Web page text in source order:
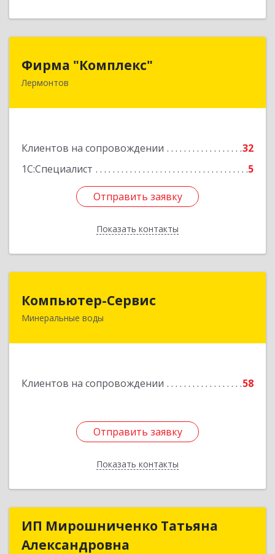
Фирма "Комплекс"
Лермонтов
Клиентов на сопровождении
32
1С:Специалист
5
Отправить заявку
Показать контакты
357348, Ставропольский край, Лермонтов г,
Отправить заявку
Назад
Компьютер-Сервис
Минеральные воды
Клиентов на сопровождении 58
Отправить заявку
Показать контакты
357202, Ставропольский край, Минеральные
Отправить заявку
Назад
ИП Мирошниченко Татьяна
Александровна
ИП Мирошниченко Татьяна